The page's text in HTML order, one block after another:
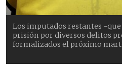
Los imputados restantes -que
prisión por diversos delitos
formalizados el próximo